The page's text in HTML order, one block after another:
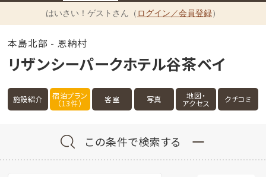
はいさい！ ゲストさん（ ログイン／会員登録）
本島北部 - 恩納村
リザンシーパークホテル谷茶ベイ
施設紹介 宿泊プラン
（13件） 客室 写真 地図・
アクセス クチコミ
この条件で検索する